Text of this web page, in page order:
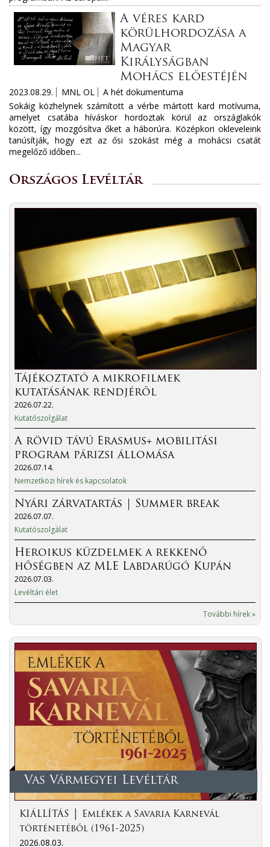
A véres kard
körülhordozása a
Magyar
Királyságban
Mohács előestéjén
2023.08.29. MNL OL
A hét dokumentuma
Sokáig közhelynek számított a vérbe mártott kard motívuma,
amelyet csatába híváskor hordoztak körül az országlakók
között, így mozgósítva őket a háborúra. Középkori okleveleink
tanúsítják, hogy ezt az ősi szokást még a mohácsi csatát
megelőző időben...
Országos Levéltár
Tájékoztató a mikrofilmek
kutatásának rendjéről
2026.07.22.
Kutatószolgálat
A rövid távú Erasmus+ mobilitási
program párizsi állomása
2026.07.14.
Nemzetközi hírek és kapcsolatok
Nyári zárvatartás | Summer break
2026.07.07.
Kutatószolgálat
Heroikus küzdelmek a rekkenő
hőségben az MLE Labdarúgó Kupán
2026.07.03.
Levéltári élet
További hírek »
Vas Vármegyei Levéltár
KIÁLLÍTÁS │ Emlékek a Savaria Karnevál
történetéből (1961-2025)
2026.08.03.